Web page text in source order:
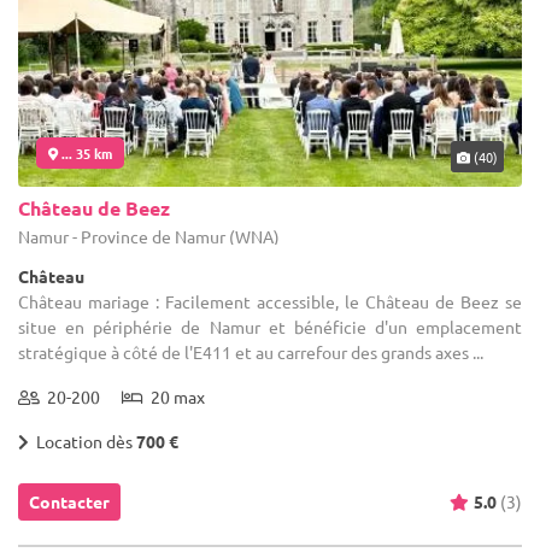
... 35 km (40)
Château de Beez
Namur - Province de Namur (WNA)
Château
Château mariage : Facilement accessible, le Château de Beez se
situe en périphérie de Namur et bénéficie d'un emplacement
stratégique à côté de l'E411 et au carrefour des grands axes ...
20-200 20 max
Location dès700 €
Contacter 5.0 (3)